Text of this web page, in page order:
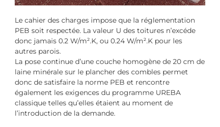
Le cahier des charges impose que la réglementation
PEB soit respectée. La valeur U des toitures n’excéde
donc jamais 0.2 W/m².K, ou 0.24 W/m².K pour les
autres parois.
La pose continue d’une couche homogène de 20 cm de
laine minérale sur le plancher des combles permet
donc de satisfaire la norme PEB et rencontre
également les exigences du programme UREBA
classique telles qu’elles étaient au moment de
l’introduction de la demande.